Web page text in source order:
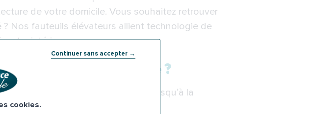
Continuer sans accepter →
cookies.
de votre domicile. Vous souhaitez retrouver
Nos fauteuils élévateurs allient technologie de
votre intérieur.
monte-escalier à Lille ?
simples, de la prise de contact jusqu’à la